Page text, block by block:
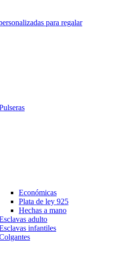
para regalar
Económicas
Plata de ley 925
Hechas a mano
adulto
infantiles